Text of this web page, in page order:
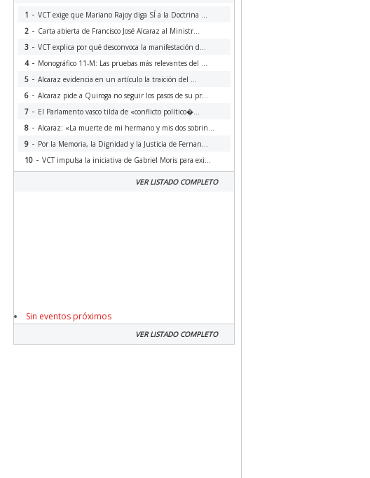
1 - VCT exige que Mariano Rajoy diga SÍ a la Doctrina ...
2 - Carta abierta de Francisco José Alcaraz al Ministr...
3 - VCT explica por qué desconvoca la manifestación d...
4- Monográfico 11-M: Las pruebas más relevantes del ...
5 - Alcaraz evidencia en un artículo la traición del ...
6 - Alcaraz pide a Quiroga no seguir los pasos de su pr...
7 - El Parlamento vasco tilda de «conflicto político�...
8 - Alcaraz: «La muerte de mi hermano y mis dos sobrin...
9 - Por la Memoria, la Dignidad y la Justicia de Fernan...
10 - VCT impulsa la iniciativa de Gabriel Moris para exi...
VER LISTADO COMPLETO
Sin eventos próximos
VER LISTADO COMPLETO